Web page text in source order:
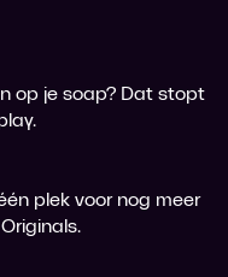
op je soap? Dat stopt
plek voor nog meer